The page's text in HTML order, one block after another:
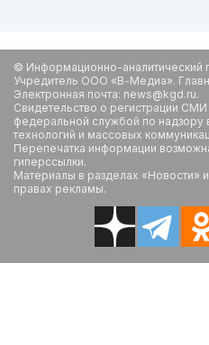
© Информационно-аналитический
Учредитель ООО «В-Медиа».
Электронная почта: news@kgd.ru.
Свидетельство о регистрации
федеральной службой по
технологий и массовых
Перепечатка информации
гиперссылки.
Материалы в разделах «Новости»
правах рекламы.